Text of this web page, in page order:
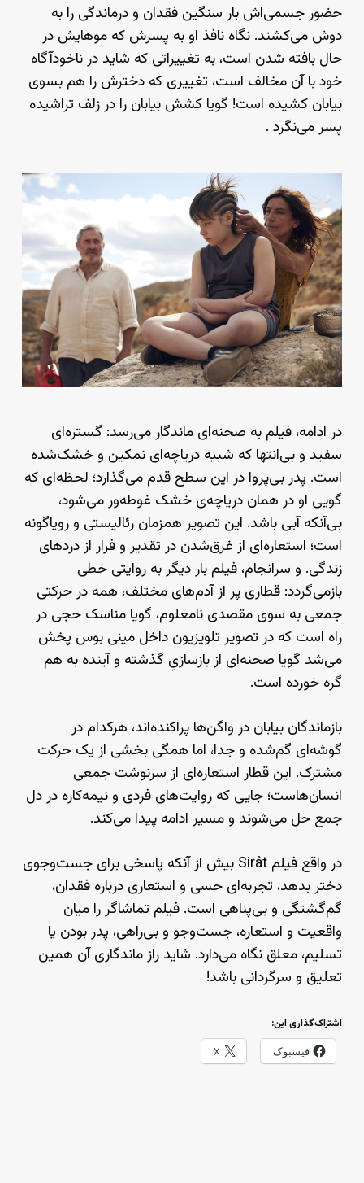
حضور جسمی‌اش بار سنگین فقدان و درماندگی را به
دوش می‌کشند. نگاه نافذ او به پسرش که موهایش در
حال بافته شدن است، به تغییراتی که شاید در ناخودآگاه
خود با آن مخالف است، تغییری که دخترش را هم بسوی
بیابان کشیده است! گویا کشش بیابان را در زلف تراشیده
پسر می‌نگرد .
در ادامه، فیلم به صحنه‌ای ماندگار می‌رسد: گستره‌ای
سفید و بی‌انتها که شبیه دریاچه‌ای نمکین و خشک‌شده
است. پدر بی‌پروا در این سطح قدم می‌گذارد؛ لحظه‌ای که
گویی او در همان دریاچه‌ی خشک غوطه‌ور می‌شود،
بی‌آنکه آبی باشد. این تصویر همزمان رئالیستی و رویاگونه
است؛ استعاره‌ای از غرق‌شدن در تقدیر و فرار از دردهای
زندگی. و سرانجام، فیلم بار دیگر به روایتی خطی
بازمی‌گردد: قطاری پر از آدم‌های مختلف، همه در حرکتی
جمعی به سوی مقصدی نامعلوم، گویا مناسک حجی در
راه است که در تصویر تلویزیون داخل مینی بوس پخش
می‌شد گویا صحنه‌ای از بازسازیِ گذشته و آینده به هم
گره خورده است.
بازماندگان بیابان در واگن‌ها پراکنده‌اند، هرکدام در
گوشه‌ای گم‌شده و جدا، اما همگی بخشی از یک حرکت
مشترک. این قطار استعاره‌ای از سرنوشت جمعی
انسان‌هاست؛ جایی که روایت‌های فردی و نیمه‌کاره در دل
جمع حل می‌شوند و مسیر ادامه پیدا می‌کند.
در واقع فیلم Sirât بیش از آنکه پاسخی برای جست‌وجوی
دختر بدهد، تجربه‌ای حسی و استعاری درباره‌ فقدان،
گم‌گشتگی و بی‌پناهی است. فیلم تماشاگر را میان
واقعیت و استعاره، جست‌وجو و بی‌راهی، پدر بودن یا
تسلیم، معلق نگاه می‌دارد. شاید راز ماندگاری آن همین
تعلیق و سرگردانی باشد!
اشتراک‌گذاری این:
فیسبوک
X